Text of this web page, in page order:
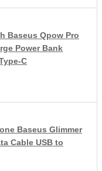
Baseus Qpow Pro
Power Bank
C
Baseus Glimmer
Cable USB to